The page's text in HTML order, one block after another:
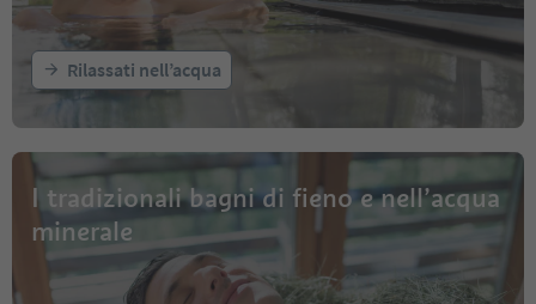
Rilassati nell’acqua
I tradizionali bagni di fieno e nell’acqua
minerale